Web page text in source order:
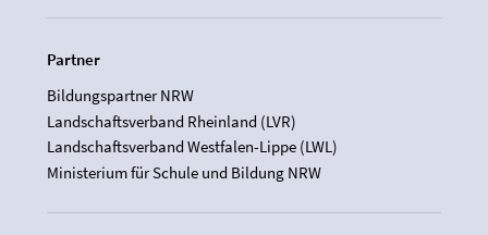
Partner
Bildungspartner NRW
Landschaftsverband Rheinland (LVR)
Landschaftsverband Westfalen-Lippe (LWL)
Ministerium für Schule und Bildung NRW